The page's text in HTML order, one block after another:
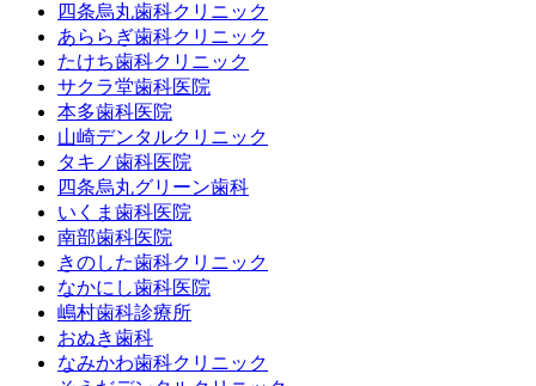
四条烏丸歯科クリニック
あららぎ歯科クリニック
たけち歯科クリニック
サクラ堂歯科医院
本多歯科医院
山崎デンタルクリニック
タキノ歯科医院
四条烏丸グリーン歯科
いくま歯科医院
南部歯科医院
きのした歯科クリニック
なかにし歯科医院
嶋村歯科診療所
おぬき歯科
なみかわ歯科クリニック